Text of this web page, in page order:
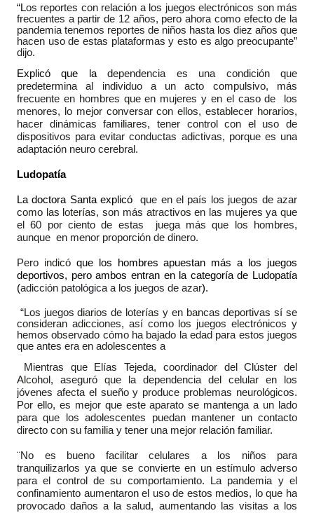
“Los reportes con relación a los juegos electrónicos son más
frecuentes a partir de 12 años, pero ahora como efecto de la
pandemia tenemos reportes de niños hasta los diez años que
hacen uso de estas plataformas y esto es algo preocupante”
dijo.
Explicó que ladependencia es una condición que
predetermina al individuo a un acto compulsivo, más
frecuente en hombres que en mujeres y en el caso de los
menores, lo mejor conversar con ellos, establecer horarios,
hacer dinámicas familiares, tener control con el uso de
dispositivos para evitar conductas adictivas, porque es una
adaptación neuro cerebral.
Ludopatía
La doctora Santa explicó
que en el país los juegos de azar
como las loterías, son más atractivos en las mujeres ya que
el 60 por ciento de estas juega más que los hombres,
aunque en menor proporción de dinero.
Pero indicó que los hombres apuestan más a los juegos
deportivos, pero ambos entran en la categoría de Ludopatía
(adicción patológica a los juegos de azar).
“Los juegos diarios de loterías y en bancas deportivas sí se
consideran adicciones, así como los juegos electrónicos y
hemos observado cómo ha bajado la edad para estos juegos
que antes era en adolescentes a
Mientras que Elías Tejeda, coordinador del Clúster del
Alcohol, aseguró que la dependencia del celular en los
jóvenes afecta el sueño y produce problemas neurológicos.
Por ello, es mejor que este aparato se mantenga a un lado
para que los adolescentes puedan mantener un contacto
directo con su familia y tener una mejor relación familiar.
¨No es bueno facilitar celulares a los niños para
tranquilizarlos ya que se convierte en un estímulo adverso
para el control de su comportamiento. La pandemia y el
confinamiento aumentaron el uso de estos medios, lo que ha
provocado daños a la salud, aumentando las visitas a los